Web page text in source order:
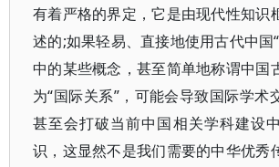
有着严格的界定，它是由现代性知识
述的;如果轻易、直接地使用古代中国
中的某些概念，甚至简单地称谓中国
为“国际关系”，可能会导致国际学术
甚至会打破当前中国相关学科建设
识，这显然不是我们需要的中华优秀